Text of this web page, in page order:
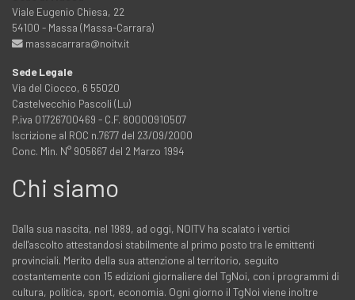
Viale Eugenio Chiesa, 22
54100 - Massa (Massa-Carrara)
massacarrara@noitv.it
Sede Legale
Via del Ciocco, 6 55020
Castelvecchio Pascoli (Lu)
P.iva 01726700469 - C.F. 80000910507
Iscrizione al ROC n.7677 del 23/09/2000
Conc. Min. N° 905667 del 2 Marzo 1994
Chi siamo
Dalla sua nascita, nel 1989, ad oggi, NOITV ha scalato i vertici
dell'ascolto attestandosi stabilmente al primo posto tra le emittenti
provinciali. Merito della sua attenzione al territorio, seguito
costantemente con 15 edizioni giornaliere del TgNoi, con i programmi di
cultura, politica, sport, economia. Ogni giorno il TgNoi viene inoltre